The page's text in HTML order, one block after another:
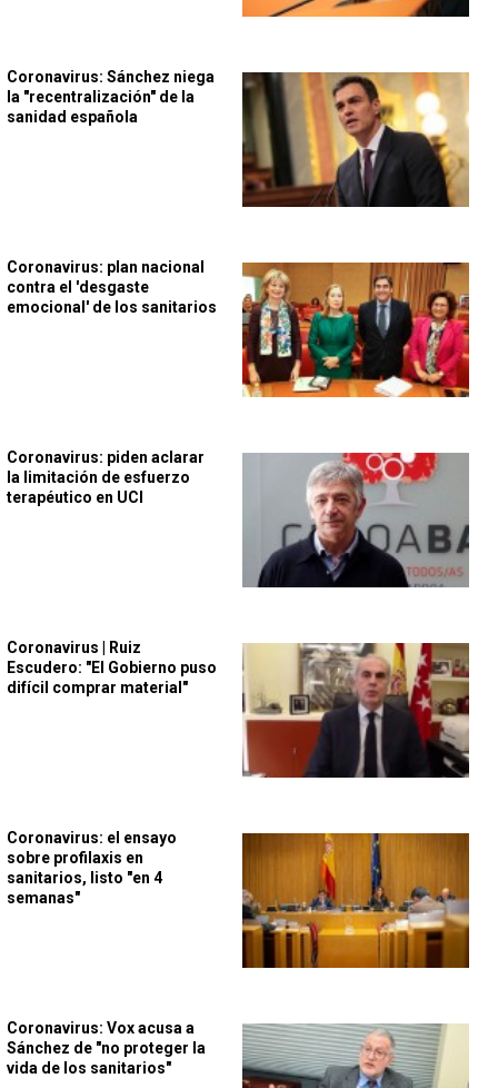
Coronavirus: Sánchez niega
la "recentralización" de la
sanidad española
Coronavirus: plan nacional
contra el 'desgaste
emocional' de los sanitarios
Coronavirus: piden aclarar
la limitación de esfuerzo
terapéutico en UCI
Coronavirus | Ruiz
Escudero: "El Gobierno puso
difícil comprar material"
Coronavirus: el ensayo
sobre profilaxis en
sanitarios, listo "en 4
semanas"
Coronavirus: Vox acusa a
Sánchez de "no proteger la
vida de los sanitarios"